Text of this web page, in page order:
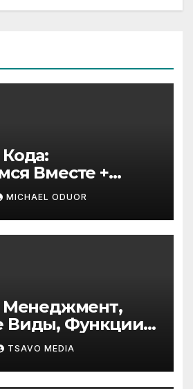
Вместе +
Важно
MICHAEL ODUOR
Менеджмент,
Виды, Функции
TSAVO MEDIA